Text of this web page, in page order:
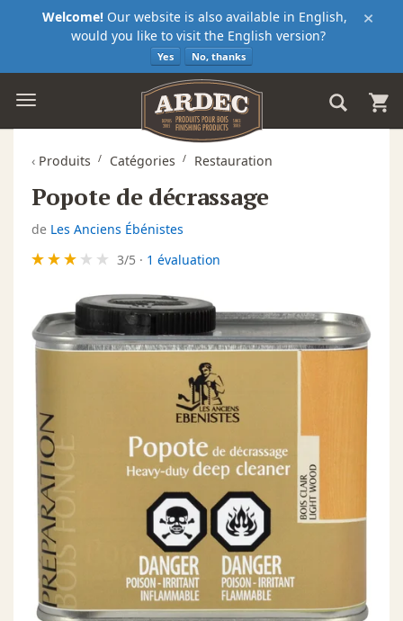
×
Welcome! Our website is also available in English,
would you like to visit the English version?
Yes No, thanks
‹ Produits Catégories Restauration
Popote de décrassage
de Les Anciens Ébénistes
3/5 · 1 évaluation